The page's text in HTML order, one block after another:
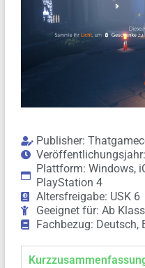
Publisher:
Plattform: Windows,
PlayStation 4
Altersfreigabe: USK 6
Geeignet für: Ab
Fachbezug: Deutsch,